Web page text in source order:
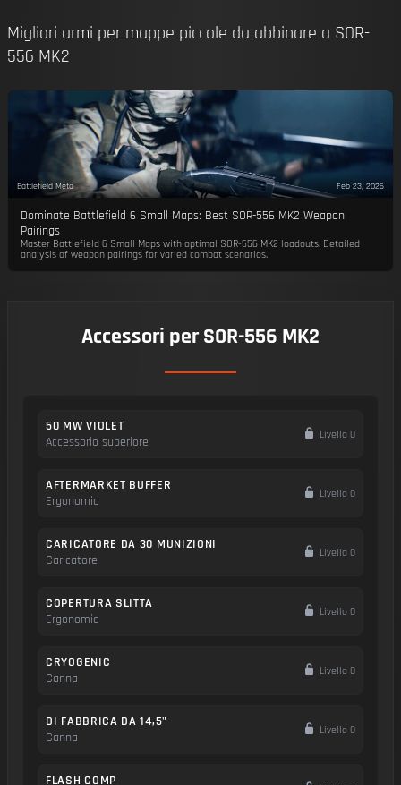
Migliori armi per mappe piccole da abbinare a SOR-
556 MK2
Battlefield Meta Feb 23, 2026
Dominate Battlefield 6 Small Maps: Best SOR-556 MK2 Weapon
Pairings
Master Battlefield 6 Small Maps with optimal SOR-556 MK2 loadouts. Detailed
analysis of weapon pairings for varied combat scenarios.
Accessori per SOR-556 MK2
50 MW VIOLET
Accessorio superiore
Livello 0
AFTERMARKET BUFFER
Ergonomia
Livello 0
CARICATORE DA 30 MUNIZIONI
Caricatore
Livello 0
COPERTURA SLITTA
Ergonomia
Livello 0
CRYOGENIC
Canna
Livello 0
DI FABBRICA DA 14,5"
Canna
Livello 0
FLASH COMP